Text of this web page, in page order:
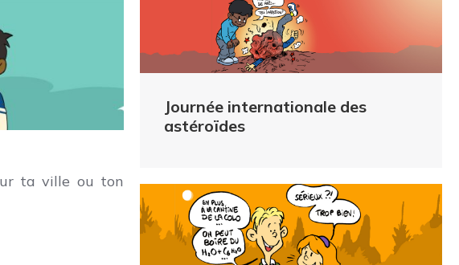
Journée internationale des
astéroïdes
ta ville ou ton